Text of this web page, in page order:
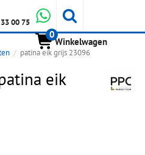
00 75 Whatsapp
0
Winkelwagen
patina eik grijs 23096
eik